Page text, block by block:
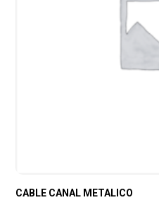
CABLE CANAL METALICO